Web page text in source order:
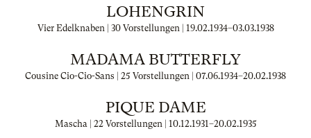
LOHENGRIN
Vier Edelknaben | 30 Vorstellungen | 19.02.1934–03.03.1938
MADAMA BUTTERFLY
Cousine Cio-Cio-Sans | 25 Vorstellungen | 07.06.1934–20.02.1938
PIQUE DAME
Mascha | 22 Vorstellungen | 10.12.1931–20.02.1935